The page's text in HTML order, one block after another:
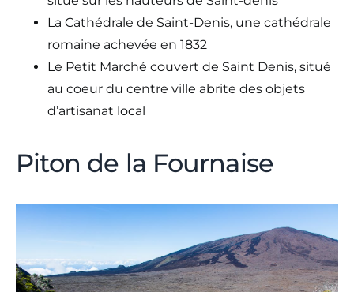
La Cathédrale de Saint-Denis, une cathédrale
romaine achevée en 1832
Le Petit Marché couvert de Saint Denis, situé
au coeur du centre ville abrite des objets
d’artisanat local
Piton de la Fournaise